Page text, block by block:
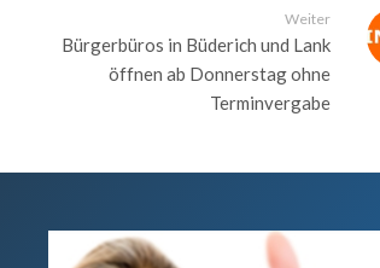
Weiter
Bürgerbüros in Büderich und Lank
öffnen ab Donnerstag ohne
Terminvergabe